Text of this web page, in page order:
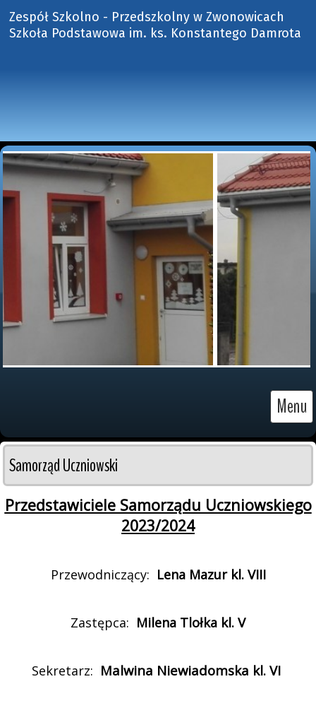
Zespół Szkolno - Przedszkolny w Zwonowicach
Szkoła Podstawowa im. ks. Konstantego Damrota
Menu
Samorząd Uczniowski
Przedstawiciele Samorządu Uczniowskiego
2023/2024
Przewodniczący: Lena Mazurkl. VIII
Zastępca: Milena Tlołka kl. V
Sekretarz: Malwina Niewiadomska kl. VI